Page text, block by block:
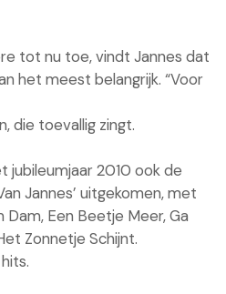
tot nu toe, vindt Jannes dat
het meest belangrijk. “Voor
die toevallig zingt.
jubileumjaar 2010 ook de
Jannes’ uitgekomen, met
Een Beetje Meer, Ga
Zonnetje Schijnt.